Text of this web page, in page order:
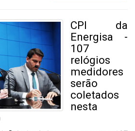
CPI da
Energisa -
107
relógios
medidores
serão
coletados
nesta